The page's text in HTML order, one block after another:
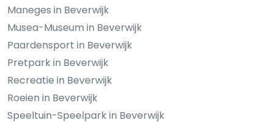
Maneges in Beverwijk
Musea-Museum in Beverwijk
Paardensport in Beverwijk
Pretpark in Beverwijk
Recreatie in Beverwijk
Roeien in Beverwijk
Speeltuin-Speelpark in Beverwijk